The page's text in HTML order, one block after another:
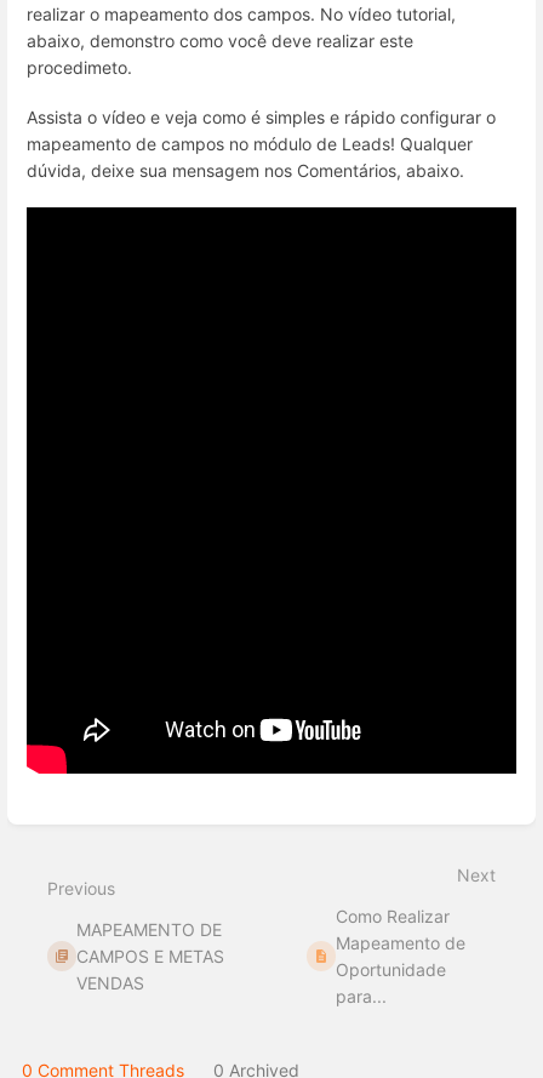
realizar o mapeamento dos campos. No vídeo tutorial,
abaixo, demonstro como você deve realizar este
procedimeto.
Assista o vídeo e veja como é simples e rápido configurar o
mapeamento de campos no módulo de Leads! Qualquer
dúvida, deixe sua mensagem nos Comentários, abaixo.
mode
Previous
MAPEAMENTO DE
CAMPOS E METAS
VENDAS
Next
Como Realizar
Mapeamento de
Oportunidade
para...
0 Comment Threads 0 Archived